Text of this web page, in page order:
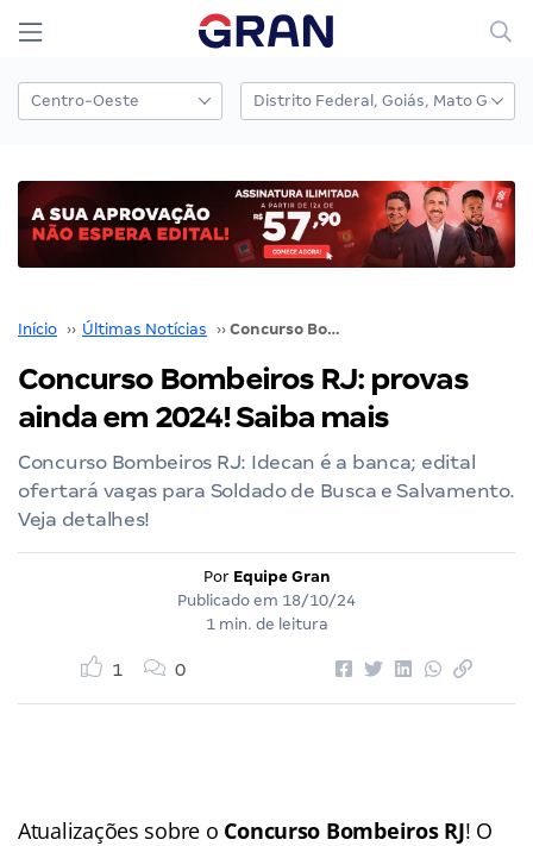
Início ›› Últimas Notícias ›› Concurso Bombeiros RJ: provas ainda em 2024! Saiba mais
Concurso Bombeiros RJ: provas
ainda em 2024! Saiba mais
Concurso Bombeiros RJ: Idecan é a banca; edital
ofertará vagas para Soldado de Busca e Salvamento.
Veja detalhes!
Por Equipe Gran
Publicado em 18/10/24
1 min. de leitura
1 0
Atualizações sobre o Concurso Bombeiros RJ! O